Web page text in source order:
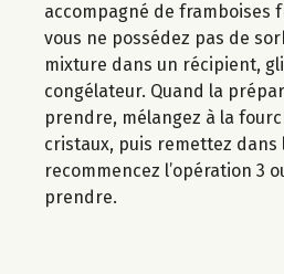
accompagné de framboises
vous ne possédez pas de
mixture dans un récipient,
congélateur. Quand la
prendre, mélangez à la
cristaux, puis remettez dans
recommencez l’opération 3
prendre.